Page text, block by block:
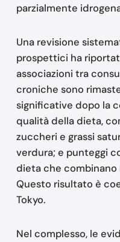
parzialmente
Una revisione
prospettici ha
associazioni tra
croniche sono
significative dopo la
qualità della dieta,
zuccheri e grassi
verdura; e punteggi
dieta che
Questo risultato è
Tokyo.
Nel complesso, le